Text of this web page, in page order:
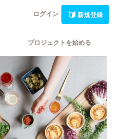
ログイン 新規登録
プロジェクトを始める